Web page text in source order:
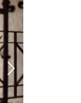
Nächstes Bild